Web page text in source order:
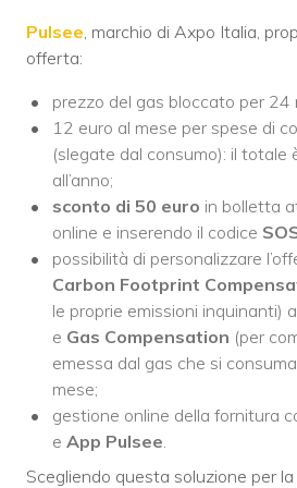
Pulsee , marchio di Axpo Italia,
offerta:
prezzo del gas bloccato per 24
12 euro al mese per spese di
(slegate dal consumo): il totale
all’anno;
sconto di 50 euro in bolletta
online e inserendo il codice
possibilità di personalizzare
Carbon Footprint
le proprie emissioni inquinanti)
e Gas Compensation (per
emessa dal gas che si
mese;
gestione online della fornitura
e App Pulsee
Scegliendo questa soluzione per